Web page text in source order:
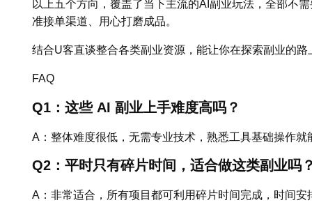
以上五个方向，覆盖了当下主流的AI副业玩法，全部不
准接单渠道、用心打磨成品。
结合U客直谈整合各类副业资源，能让你在探索副业的
FAQ
Q1：这些 AI 副业上手难度高吗？
A：整体难度很低，无需专业技术，熟悉工具基础操作
Q2：平时只有碎片时间，适合做这类副业吗
A：非常适合，所有项目都可利用碎片时间完成，时间